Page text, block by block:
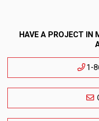
HAVE A PROJECT IN
1-